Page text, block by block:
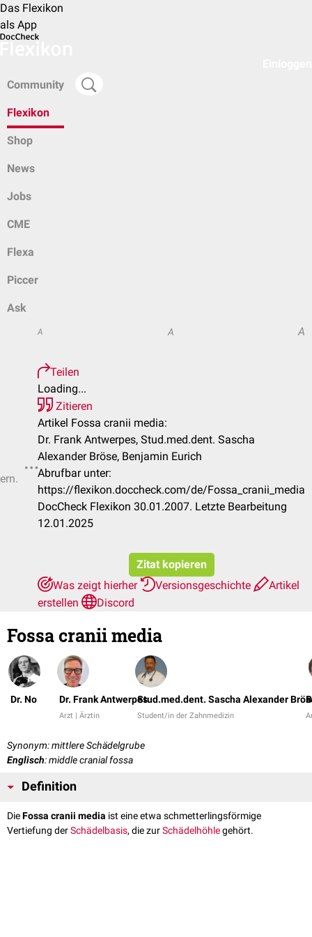
Das Flexikon
als App
Community
Flexikon
Shop
News
Jobs
CME
Flexa
Piccer
Ask
A A A
Teilen
Loading...
Zitieren
Artikel Fossa cranii media:
Dr. Frank Antwerpes, Stud.med.dent. Sascha
Alexander Bröse, Benjamin Eurich
Abrufbar unter:
https://flexikon.doccheck.com/de/Fossa_cranii_media
DocCheck Flexikon 30.01.2007. Letzte Bearbeitung
12.01.2025
Zitat kopieren
Was zeigt hierher
Versionsgeschichte
Artikel
erstellen
Discord
Fossa cranii media
Dr. No Dr. Frank Antwerpes
Arzt | Ärztin
Stud.med.dent. Sascha Alexander
Student/in der Zahnmedizin
Synonym: mittlere Schädelgrube
Englisch: middle cranial fossa
Definition
DieFossa cranii media ist eine etwa schmetterlingsförmige
Vertiefung derSchädelbasis, die zurSchädelhöhlegehört.